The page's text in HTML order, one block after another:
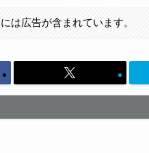
は広告が含まれています。